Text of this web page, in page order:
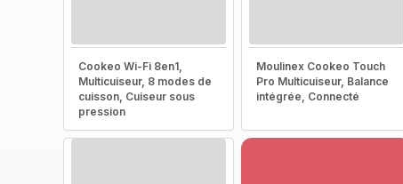
Cookeo Wi-Fi 8en1,
Multicuiseur, 8 modes de
cuisson, Cuiseur sous
pression
Moulinex Cookeo Touch
Pro Multicuiseur, Balance
intégrée, Connecté